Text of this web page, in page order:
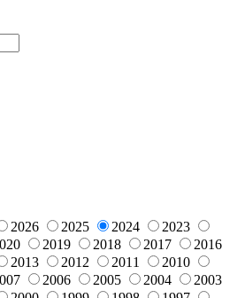
2026 2025 2024
2023
2019 2018 2017
2016
2013 2012 2011
2010
2006 2005 2004
2003